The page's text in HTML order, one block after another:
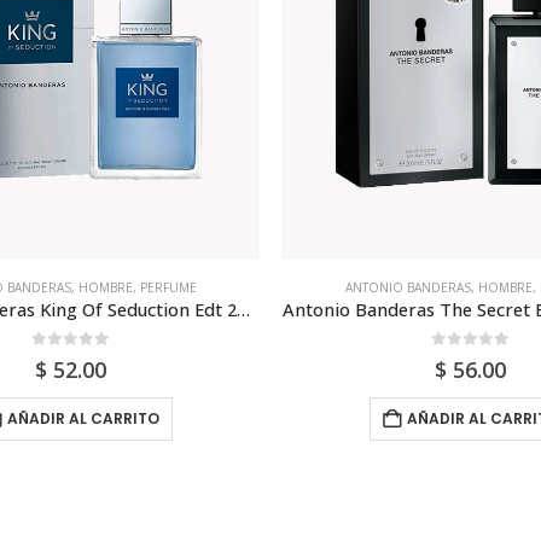
BANDERAS, HOMBRE, PERFUME
Antonio Banderas The Secret Edt 200ml Para Hombre
$ 56.00
AÑADIR AL CARRITO
CALVIN KLEIN,HOMBRE,
$ 85.00
AÑADIR AL